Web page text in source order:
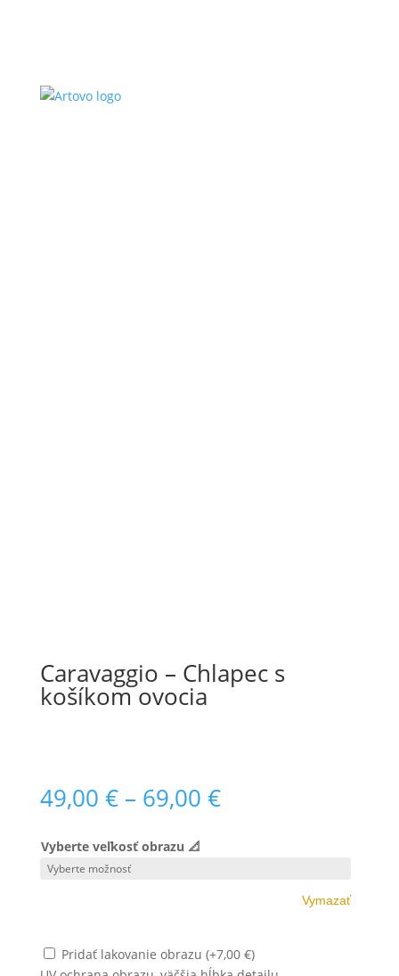
Caravaggio – Chlapec s
košíkom ovocia
49,00 € – 69,00 €Price
range:
Vyberte veľkosť obrazu 📐
Vymazať
Pridať lakovanie obrazu (+7,00 €)